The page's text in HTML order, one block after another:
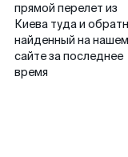
прямой перелет из
Киева туда и
найденный на нашем
сайте за последнее
время